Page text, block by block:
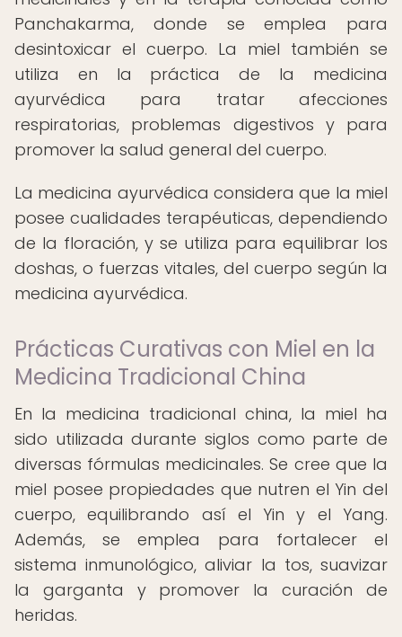
Panchakarma, donde se emplea para
desintoxicar el cuerpo. La miel también se
utiliza en la práctica de la medicina
ayurvédica para tratar afecciones
respiratorias, problemas digestivos y para
promover la salud general del cuerpo.
La medicina ayurvédica considera que la miel
posee cualidades terapéuticas, dependiendo
de la floración, y se utiliza para equilibrar los
doshas, o fuerzas vitales, del cuerpo según la
medicina ayurvédica.
Prácticas Curativas con Miel en la
Medicina Tradicional China
En la medicina tradicional china, la miel ha
sido utilizada durante siglos como parte de
diversas fórmulas medicinales. Se cree que la
miel posee propiedades que nutren el Yin del
cuerpo, equilibrando así el Yin y el Yang.
Además, se emplea para fortalecer el
sistema inmunológico, aliviar la tos, suavizar
la garganta y promover la curación de
heridas.